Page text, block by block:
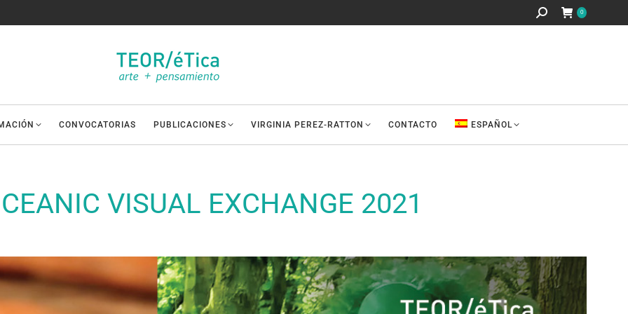
Buscar: 0
CONVOCATORIAS PUBLICACIONES VIRGINIA PEREZ-RATTON CONTACTO ESPAÑOL
VISUAL EXCHANGE 2021